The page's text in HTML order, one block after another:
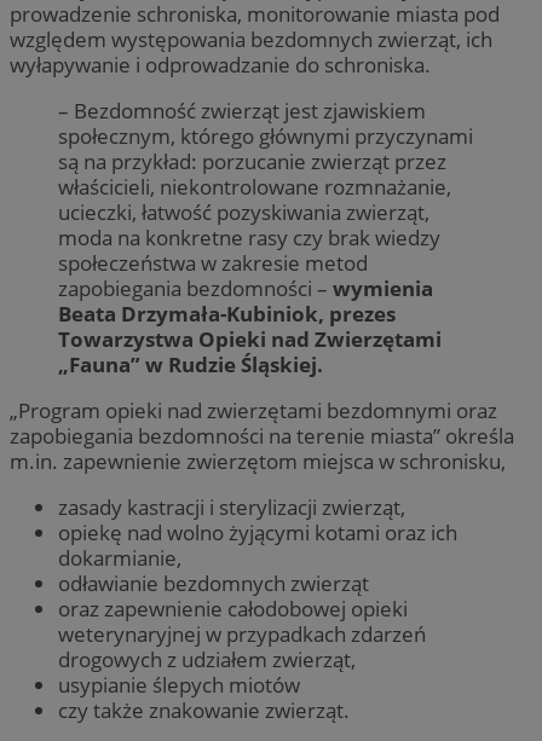
prowadzenie schroniska, monitorowanie miasta pod
względem występowania bezdomnych zwierząt, ich
wyłapywanie i odprowadzanie do schroniska.
– Bezdomność zwierząt jest zjawiskiem
społecznym, którego głównymi przyczynami
są na przykład: porzucanie zwierząt przez
właścicieli, niekontrolowane rozmnażanie,
ucieczki, łatwość pozyskiwania zwierząt,
moda na konkretne rasy czy brak wiedzy
społeczeństwa w zakresie metod
zapobiegania bezdomności – wymienia
Beata Drzymała-Kubiniok, prezes
Towarzystwa Opieki nad Zwierzętami
„Fauna” w Rudzie Śląskiej.
„Program opieki nad zwierzętami bezdomnymi oraz
zapobiegania bezdomności na terenie miasta” określa
m.in. zapewnienie zwierzętom miejsca w schronisku,
zasady kastracji i sterylizacji zwierząt,
opiekę nad wolno żyjącymi kotami oraz ich
dokarmianie,
odławianie bezdomnych zwierząt
oraz zapewnienie całodobowej opieki
weterynaryjnej w przypadkach zdarzeń
drogowych z udziałem zwierząt,
usypianie ślepych miotów
czy także znakowanie zwierząt.